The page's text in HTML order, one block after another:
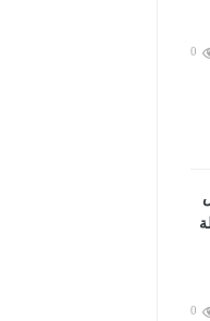
0
0